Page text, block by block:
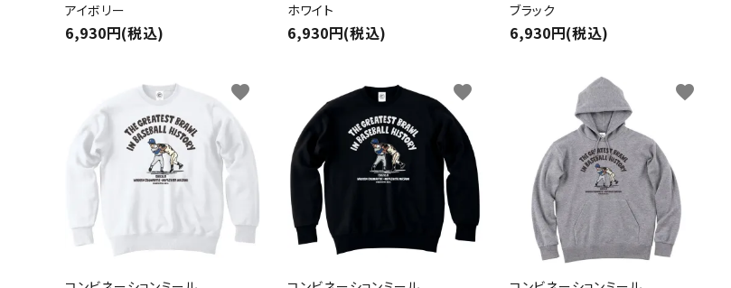
アイボリー
6,930円(税込)
ホワイト
6,930円(税込)
ブラック
6,930円(税込)
favorite favorite favorite